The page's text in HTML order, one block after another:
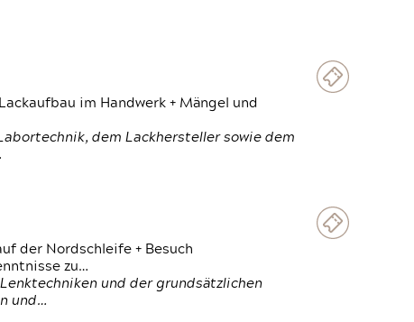
im Handwerk + Mängel und
dem Lackhersteller sowie dem
der Nordschleife + Besuch
zu…
und der grundsätzlichen
und…